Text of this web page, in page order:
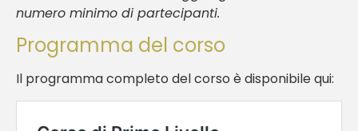
numero minimo di partecipanti.
Programma del corso
Il programma completo del corso è disponibile qui: